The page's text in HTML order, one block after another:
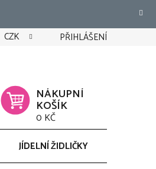
CZK PŘIHLÁŠENÍ
NÁKUPNÍ
KOŠÍK
0 KČ
JÍDELNÍ ŽIDLIČKY